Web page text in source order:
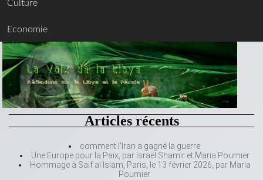
Culture
Economie
Articles récents
comment l’Iran a gagné la guerre
Une Europe pour la Paix, par Israël Shamir et Maria Poumier
Hommage à Saif al Islam, Paris, le 13 février 2026, par Maria
Poumier